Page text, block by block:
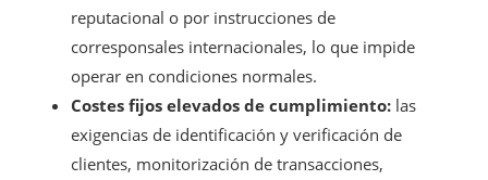
reputacional o por instrucciones de
corresponsales internacionales, lo que impide
operar en condiciones normales.
Costes fijos elevados de cumplimiento: las
exigencias de identificación y verificación de
clientes, monitorización de transacciones,